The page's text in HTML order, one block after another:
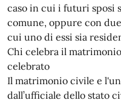
caso in cui i futuri sposi
comune, oppure con
cui uno di essi sia
Chi celebra il
celebrato
Il matrimonio civile e
dall’ufficiale dello stato